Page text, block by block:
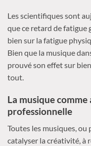
Les scientifiques sont
que ce retard de fatigue
bien sur la fatigue
Bien que la musique
prouvé son effet sur
tout.
La musique
professionnelle
Toutes les musiques, ou
catalyser la créativité, à